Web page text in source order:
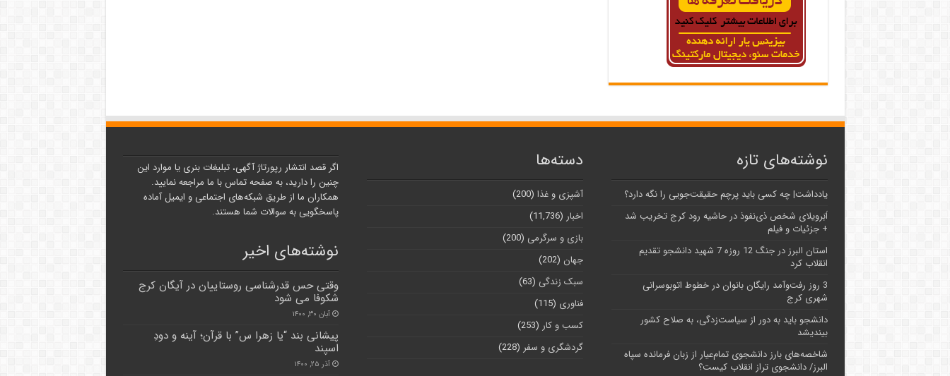
نوشته‌های تازه
یادداشت| ‌چه کسی باید پرچم حقیقت‌جویی را نگه دارد؟
اَبَر‌ویلای شخص ذی‌نفوذ در حاشیه‌ رود کرج تخریب شد
+ جزئیات و فیلم
استان البرز در جنگ 12 روزه 7 شهید دانشجو تقدیم
انقلاب کرد
3 روز رفت‌وآمد رایگان بانوان در خطوط اتوبوسرانی
شهری کرج
دانشجو باید به دور از سیاست‌زدگی، به صلاح کشور
بیندیشد
شاخصه‌های بارز دانشجوی تمام‌عیار از زبان فرمانده سپاه
البرز/ دانشجوی تراز انقلاب کیست؟
دسته‌ها
آشپزی و غذا (200)
اخبار (11,736)
بازی و سرگرمی (200)
جهان (202)
سبک زندگی (63)
فناوری (115)
کسب و کار (253)
گردشگری و سفر (228)
اگر قصد انتشار رپورتاژ آگهی، تبلیغات بنری یا موارد این
چنین را دارید، به صفحه تماس با ما مراجعه نمایید.
همکاران ما از طریق شبکه‌های اجتماعی و ایمیل آماده
پاسخگویی به سوالات شما هستند.
نوشته‌های اخیر
وقتی حس قدرشناسی روستاییان در آیگان کرج
شکوفا می شود
آبان ۳۰, ۱۴۰۰
پیشانی بند “یا زهرا س” با قرآن؛‌ آینه و دودِ
اسپند
آذر ۲۵, ۱۴۰۰